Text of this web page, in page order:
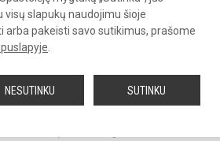
slapukų naudojimu šioje
arba pakeisti savo sutikimus, prašome
NESUTINKU SUTINKU